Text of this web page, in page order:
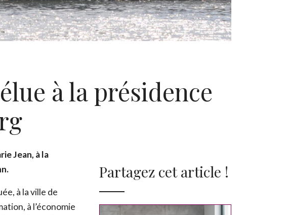
à la présidence
Jean, à la
à la ville de
à l’économie
Partagez cet article !